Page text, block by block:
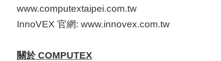
www.computextaipei.com.tw
InnoVEX 官網:www.innovex.com.tw
關於 COMPUTEX